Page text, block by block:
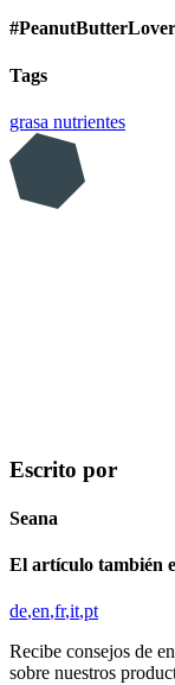
#PeanutButterLover
Tags
grasa nutrientes
Escrito por
Seana
El artículo también
de en fr it pt
Recibe consejos de
sobre nuestros